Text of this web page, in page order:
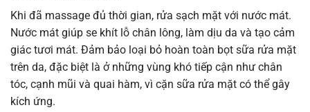
Khi đã massage đủ thời gian, rửa sạch mặt với nước mát.
Nước mát giúp se khít lỗ chân lông, làm dịu da và tạo cảm
giác tươi mát. Đảm bảo loại bỏ hoàn toàn bọt sữa rửa mặt
trên da, đặc biệt là ở những vùng khó tiếp cận như chân
tóc, cạnh mũi và quai hàm, vì cặn sữa rửa mặt có thể gây
kích ứng.